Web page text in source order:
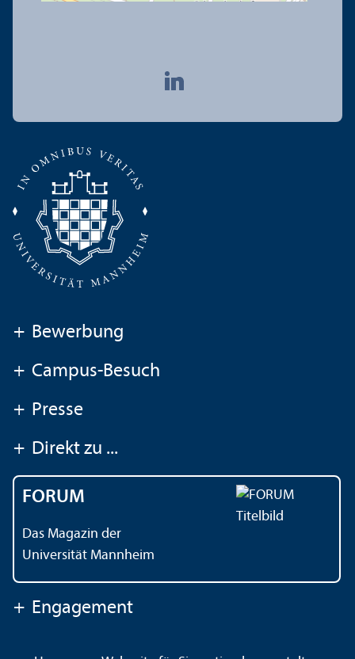
+ Bewerbung
+ Campus-Besuch
+ Presse
+ Direkt zu ...
FORUM
Das Magazin der
Universität Mannheim
+ Engagement